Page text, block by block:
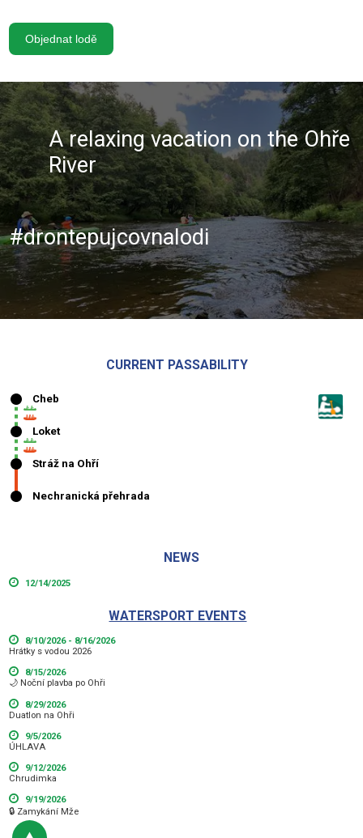
Objednat lodě
A relaxing vacation on the Ohře
River
#drontepujcovnalodi
CURRENT PASSABILITY
NEWS
12/14/2025
WATERSPORT EVENTS
8/10/2026 - 8/16/2026
Hrátky s vodou 2026
8/15/2026
🌙 Noční plavba po Ohři
8/29/2026
Duatlon na Ohři
9/5/2026
ÚHLAVA
9/12/2026
Chrudimka
9/19/2026
🔒 Zamykání Mže